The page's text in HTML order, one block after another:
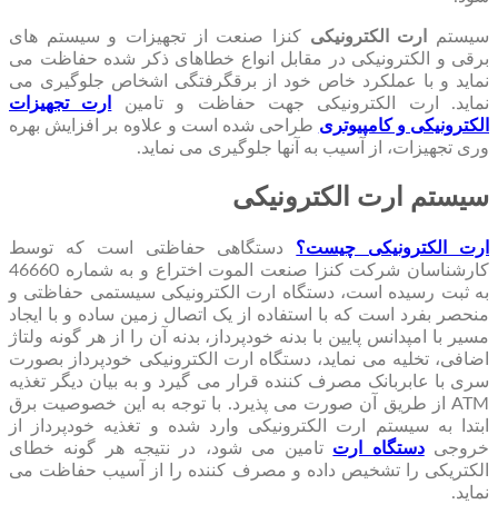
سیستم ارت الکترونیکی کنزا صنعت از تجهیزات و سیستم های
برقی و الکترونیکی در مقابل انواع خطاهای ذکر شده حفاظت می
نماید و با عملکرد خاص خود از برقگرفتگی اشخاص جلوگیری می
نماید. ارت الکترونیکی جهت حفاظت و تامین
ارت تجهیزات
الکترونیکی و کامپیوتری طراحی شده است و علاوه بر افزایش بهره
وری تجهیزات، از آسیب به آنها جلوگیری می نماید.
سیستم ارت الکترونیکی
ارت الکترونیکی چیست؟ دستگاهی حفاظتی است که توسط
کارشناسان شرکت کنزا صنعت الموت اختراع و به شماره 46660
به ثبت رسیده است، دستگاه ارت الکترونیکی سیستمی حفاظتی و
منحصر بفرد است که با استفاده از یک اتصال زمین ساده و با ایجاد
مسیر با امپدانس پایین با بدنه خودپرداز، بدنه آن را از هر گونه ولتاژ
اضافی، تخلیه می نماید، دستگاه ارت الکترونیکی خودپرداز بصورت
سری با عابربانک مصرف کننده قرار می گیرد و به بیان دیگر تغذیه
ATM از طریق آن صورت می پذیرد. با توجه به این خصوصیت برق
ابتدا به سیستم ارت الکترونیکی وارد شده و تغذیه خودپرداز از
خروجیدستگاه ارت تامین می شود، در نتیجه هر گونه خطای
الکتریکی را تشخیص داده و مصرف کننده را از آسیب حفاظت می
نماید.